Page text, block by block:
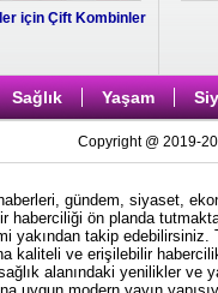
için Çift Kombinler
Sağlık Yaşam
Copyright @ 2019-
gündem, siyaset,
haberciliği ön planda
yakından takip
kaliteli ve erişilebilir
alanındaki yenilikler